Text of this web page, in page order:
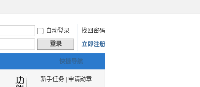
自动登录
找回密码
登录 立即注册
快捷导航
新手任务|
申请勋章